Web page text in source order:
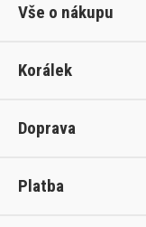
Vše o nákupu
Korálek
Doprava
Platba